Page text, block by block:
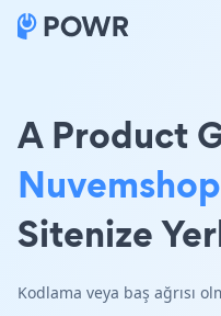
A Product
Nuvemshop
Sitenize
Kodlama veya baş ağrısı